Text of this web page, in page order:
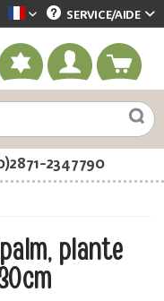
Dekotopia französisch
SERVICE/AIDE
2347790
palm, plante